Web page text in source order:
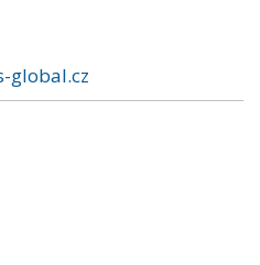
global.cz